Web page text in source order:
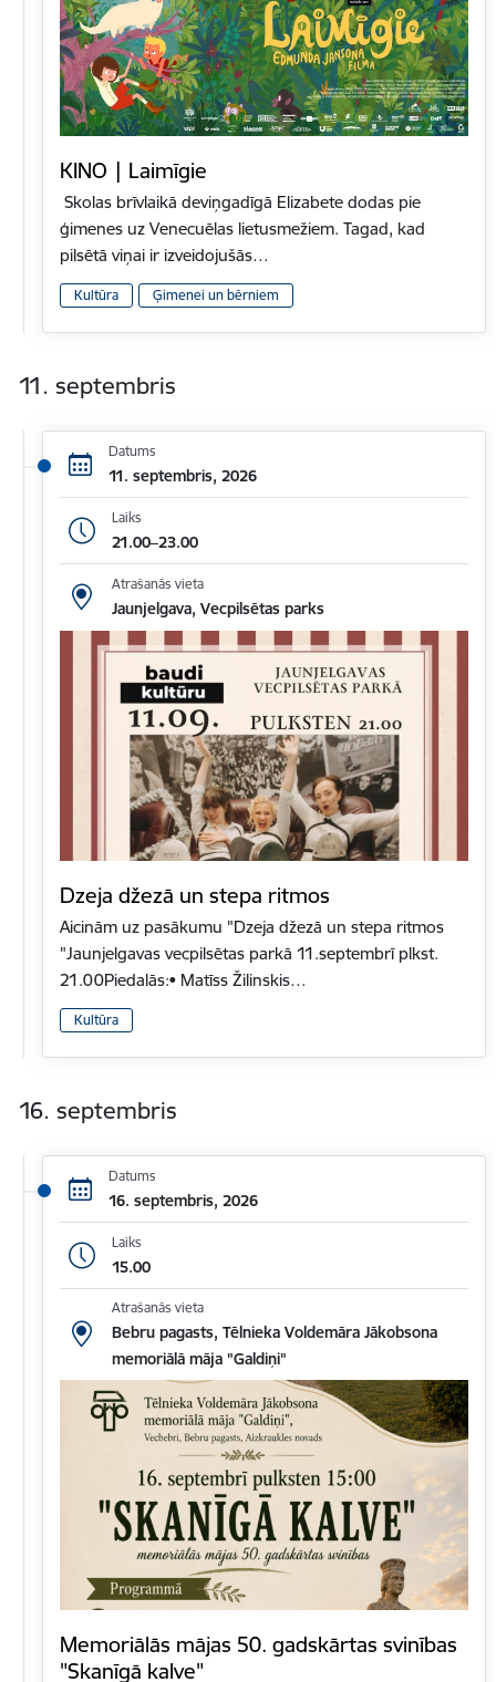
KINO | Laimīgie
Skolas brīvlaikā deviņgadīgā Elizabete dodas pie
ģimenes uz Venecuēlas lietusmežiem. Tagad, kad
pilsētā viņai ir izveidojušās…
Kultūra Ģimenei un bērniem
11. septembris
Datums
11. septembris, 2026
Laiks
21.00–23.00
Atrašanās vieta
Jaunjelgava, Vecpilsētas parks
​Dzeja džezā un stepa ritmos​
​Aicinām uz pasākumu "Dzeja džezā un stepa ritmos​
"Jaunjelgavas vecpilsētas parkā 11.septembrī plkst.
21.00Piedalās:• Matīss Žilinskis…
Kultūra
16. septembris
Datums
16. septembris, 2026
Laiks
15.00
Atrašanās vieta
Bebru pagasts, Tēlnieka Voldemāra Jākobsona
memoriālā māja "Galdiņi"
Memoriālās mājas 50. gadskārtas svinības
"Skanīgā kalve"